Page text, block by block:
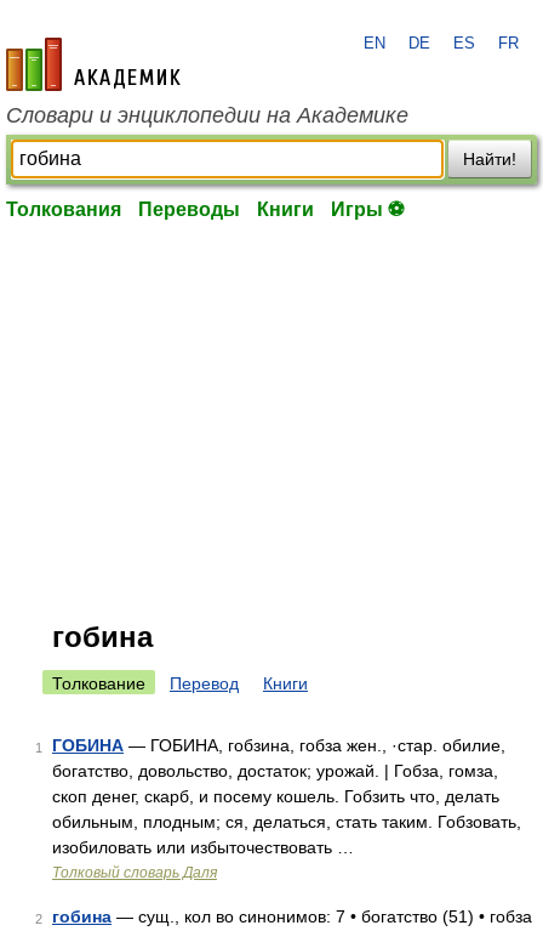
academic.ru
EN DE ES FR
Словари и энциклопедии на Академике
Найти!
Толкования Переводы Книги Игры ⚽
гобина
Толкование Перевод Книги
1 ГОБИНА — ГОБИНА, гобзина, гобза жен., ·стар. обилие,
богатство, довольство, достаток; урожай. | Гобза, гомза,
скоп денег, скарб, и посему кошель. Гобзить что, делать
обильным, плодным; ся, делаться, стать таким. Гобзовать,
изобиловать или избыточествовать …
Толковый словарь Даля
2 гобина — сущ., кол во синонимов: 7 • богатство (51) • гобза